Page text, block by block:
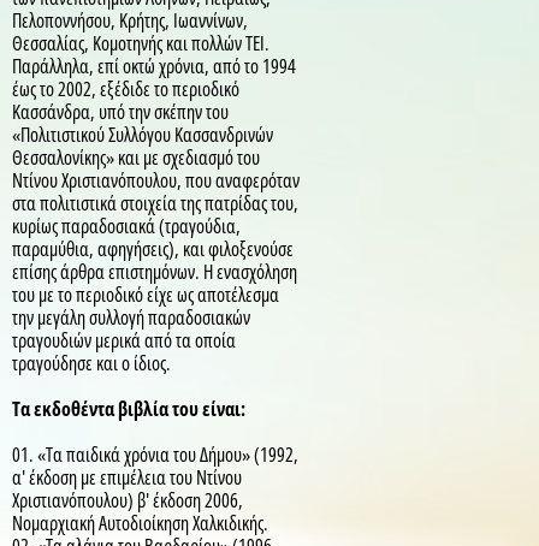
Πελοποννήσου, Κρήτης, Ιωαννίνων,
Θεσσαλίας, Κομοτηνής και πολλών ΤΕΙ.
Παράλληλα, επί οκτώ χρόνια, από το 1994
έως το 2002, εξέδιδε το περιοδικό
Κασσάνδρα, υπό την σκέπην του
«Πολιτιστικού Συλλόγου Κασσανδρινών
Θεσσαλονίκης» και με σχεδιασμό του
Ντίνου Χριστιανόπουλου, που αναφερόταν
στα πολιτιστικά στοιχεία της πατρίδας του,
κυρίως παραδοσιακά (τραγούδια,
παραμύθια, αφηγήσεις), και φιλοξενούσε
επίσης άρθρα επιστημόνων. Η ενασχόληση
του με το περιοδικό είχε ως αποτέλεσμα
την μεγάλη συλλογή παραδοσιακών
τραγουδιών μερικά από τα οποία
τραγούδησε και ο ίδιος.
Τα εκδοθέντα βιβλία του είναι:
01. «Τα παιδικά χρόνια του Δήμου» (1992,
α' έκδοση με επιμέλεια του Ντίνου
Χριστιανόπουλου) β' έκδοση 2006,
Νομαρχιακή Αυτοδιοίκηση Χαλκιδικής.